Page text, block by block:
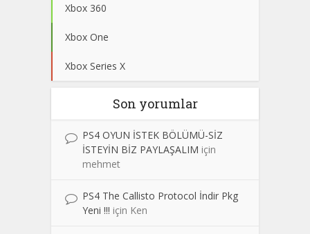
Xbox 360
Xbox One
Xbox Series X
Son yorumlar
PS4 OYUN İSTEK BÖLÜMÜ-SİZ
İSTEYİN BİZ PAYLAŞALIM için
mehmet
PS4 The Callisto Protocol İndir Pkg
Yeni !!! için Ken